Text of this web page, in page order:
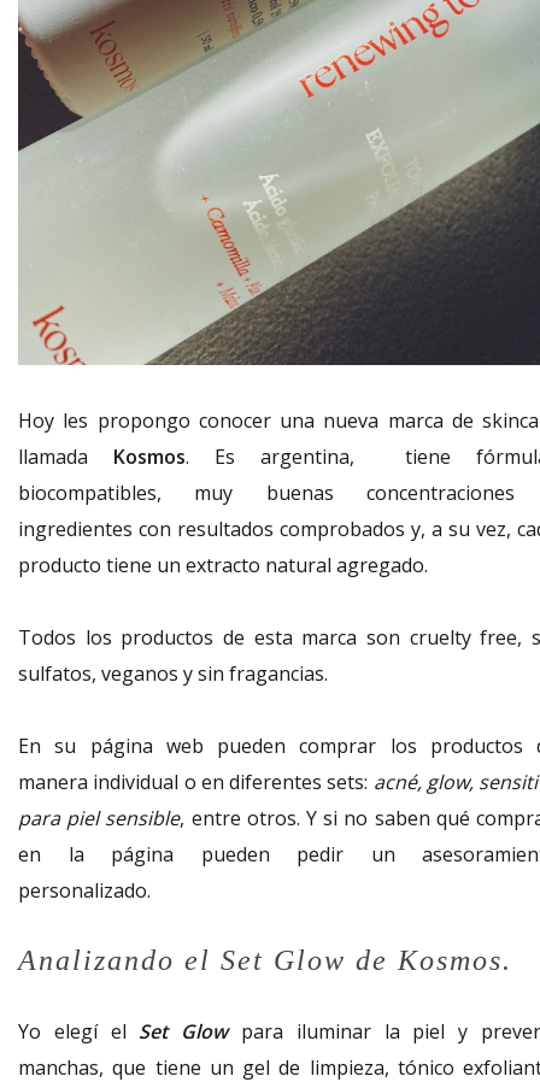
Hoy les propongo conocer una nueva marca de
llamada Kosmos. Es argentina, tiene
biocompatibles, muy buenas
ingredientes con resultados comprobados y, a su vez,
producto tiene un extracto natural agregado.
Todos los productos de esta marca son cruelty free,
sulfatos, veganos y sin fragancias.
En su página web pueden comprar los productos
manera individual o en diferentes sets: acné, glow,
para piel sensible, entre otros. Y si no saben qué
en la página pueden pedir un
personalizado.
Analizando el Set Glow de Kosmos.
Yo elegí el Set Glowpara iluminar la piel y
manchas, que tiene un gel de limpieza, tónico